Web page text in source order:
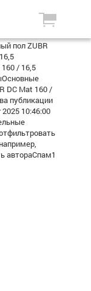
пол ZUBR
/ 16,5
DC Mat 160 /
публикации
10:46:00
автораСпам1